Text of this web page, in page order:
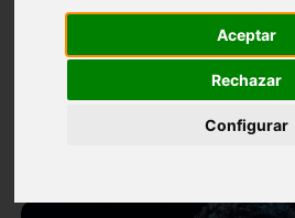
Aceptar
Rechazar
Configurar